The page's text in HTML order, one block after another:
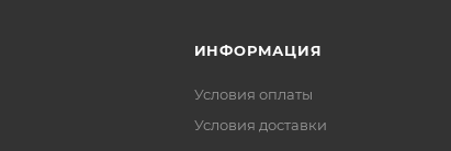
ИНФОРМАЦИЯ
Условия оплаты
Условия доставки